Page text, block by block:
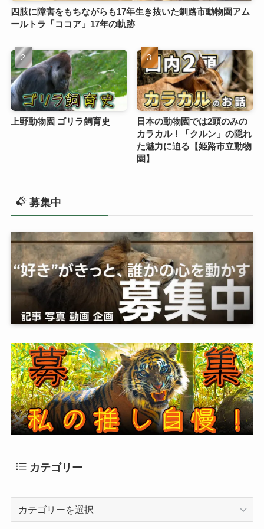
四肢に障害をもちながらも17年生き抜いた釧路市動物園アム
ールトラ「ココア」17年の軌跡
上野動物園 ゴリラ飼育史
日本の動物園では2頭のみの
カラカル！「クルン」の隠れ
た魅力に迫る【姫路市立動物
園】
募集中
カテゴリー